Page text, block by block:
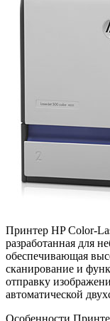
Принтер HP Color-
разработанная для
обеспечивающая
сканирование и
отправку
автоматической
Особенности